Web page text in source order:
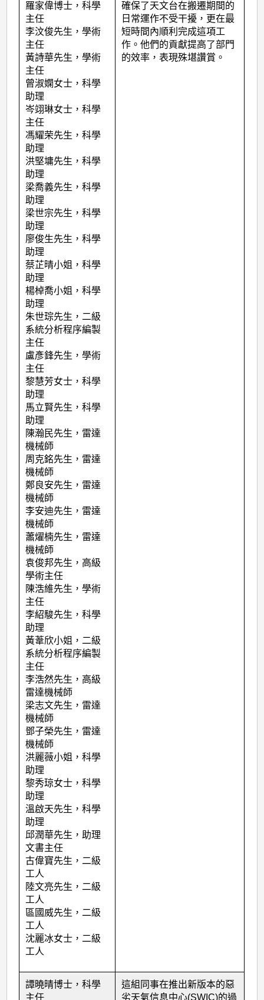
羅家偉博士，科學
主任
李汶俊先生，學術
主任
黃詩華先生，學術
主任
曾淑嫻女士，科學
助理
岑翊琳女士，科學
主任
馮耀荣先生，科學
助理
洪堅墉先生，科學
助理
梁喬義先生，科學
助理
梁世宗先生，科學
助理
廖俊生先生，科學
助理
蔡芷晴小姐，科學
助理
楊棹喬小姐，科學
助理
朱世琮先生，二級
系統分析程序編製
主任
盧彥鋒先生，學術
主任
黎慧芳女士，科學
助理
馬立賢先生，科學
助理
陳瀚民先生，雷達
機械師
周克銘先生，雷達
機械師
鄭良安先生，雷達
機械師
李安迪先生，雷達
機械師
蕭燿楠先生，雷達
機械師
袁俊邦先生，高級
學術主任
陳浩維先生，學術
主任
李紹駿先生，科學
助理
黃葦欣小姐，二級
系統分析程序編製
主任
李浩然先生，高級
雷達機械師
梁志文先生，雷達
機械師
鄧子榮先生，雷達
機械師
洪麗薇小姐，科學
助理
黎秀琼女士，科學
助理
溫啟天先生，科學
助理
邱潤華先生，助理
文書主任
古偉寶先生，二級
工人
陸文亮先生，二級
工人
區國威先生，二級
工人
沈麗冰女士，二級
工人
確保了天文台在搬遷期間的
日常運作不受干擾，更在最
短時間內順利完成這項工
作。他們的貢獻提高了部門
的效率，表現殊堪讚賞。
譚曉晴博士，科學
主任
這組同事在推出新版本的惡
劣天氣信息中心(SWIC)的過